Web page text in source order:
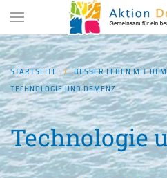
Zum Hauptinhalt springen
STARTSEITE BESSER LEBEN MIT
TECHNOLOGIE UND DEMENZ
Technologie